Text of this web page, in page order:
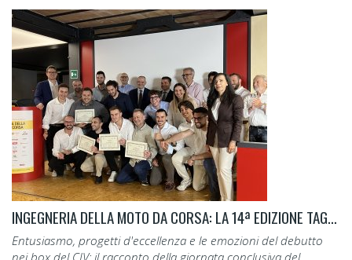
INGEGNERIA DELLA MOTO DA CORSA: LA 14ª EDIZIONE TAGLIA IL TRAGUARDO.
Entusiasmo, progetti d'eccellenza e le emozioni del debutto
nei box del CIV: il racconto della giornata conclusiva del